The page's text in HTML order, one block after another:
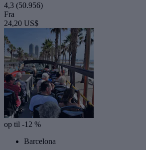
4,3 (50.956)
Fra
24,20 US$
op til -12 %
Barcelona